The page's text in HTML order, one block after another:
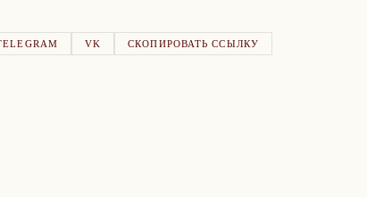
VK СКОПИРОВАТЬ ССЫЛКУ